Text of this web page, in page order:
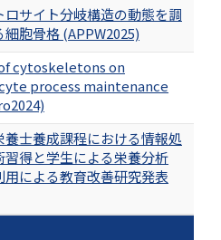
ロサイト分岐構造の動態を調
細胞骨格 (APPW2025)
cytoskeletons on
process maintenance
養士養成課程における情報処
習得と学生による栄養分析
用による教育改善研究発表